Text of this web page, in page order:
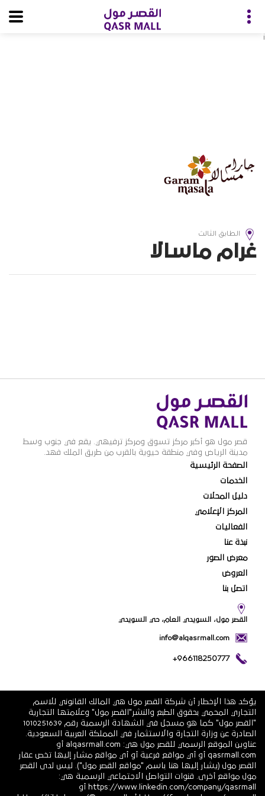
i
الطابق الثالث
غرام ماسالا
قصر مول هو أكبر مركز تسوق ومركز ترفيهي. يقع في جنوب وسط
مدينة الرياض وفي منطقة حيوية بالقرب من طريق الملك فهد.
الصفحة الرئيسية
الخدمات
دليل المحلات
المركز الإعلامي
الفعاليات
نبذة عنا
معرض الصور
العروض
اتصل بنا
القصر مول، السويدي العام، حي السويدي
info@alqasrmall.com
+966118250777
يؤكد هذا الإخطار أن شركة القصر مول هي المالك القانوني للاسم
التجاري المحمي بحقوق الطبع والنشر"القصر مول" وعلامتها التجارية
"القصر مول" كما هو مسجل في الشهادة الرسمية رقم 1010251639
الصادرة عن وزارة التجارة والاستثمار في المملكة العربية السعودية.
عناوين الموقع الرسمي للقصر مول هي: alqasrmall.com أو
qasrmall.com أو أي مواقع فرعية أو أي مواقع مشار إليها تخص عقار
القصر مول (يشار إليها هنا باسم "مواقع القصر مول"). ليس لدى القصر
مول مواقع أخرى. قنوات التواصل الاجتماعي الرسمية هي:
https://www.linkedin.com/company/qasrmall أو